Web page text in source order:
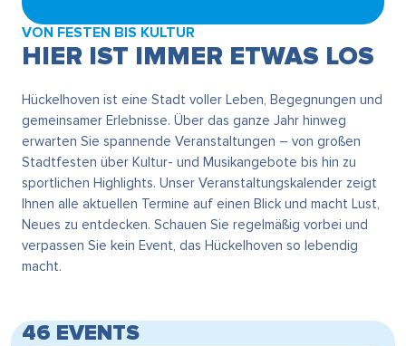
VON FESTEN BIS KULTUR
HIER IST IMMER ETWAS LOS
Hückelhoven ist eine Stadt voller Leben, Begegnungen und
gemeinsamer Erlebnisse. Über das ganze Jahr hinweg
erwarten Sie spannende Veranstaltungen – von großen
Stadtfesten über Kultur- und Musikangebote bis hin zu
sportlichen Highlights. Unser Veranstaltungskalender zeigt
Ihnen alle aktuellen Termine auf einen Blick und macht Lust,
Neues zu entdecken. Schauen Sie regelmäßig vorbei und
verpassen Sie kein Event, das Hückelhoven so lebendig
macht.
46 EVENTS